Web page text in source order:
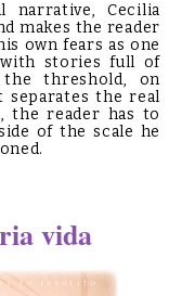
narrative, Cecilia
makes the reader
own fears as one
stories full of
the threshold, on
the real
the reader has to
of the scale he
vida